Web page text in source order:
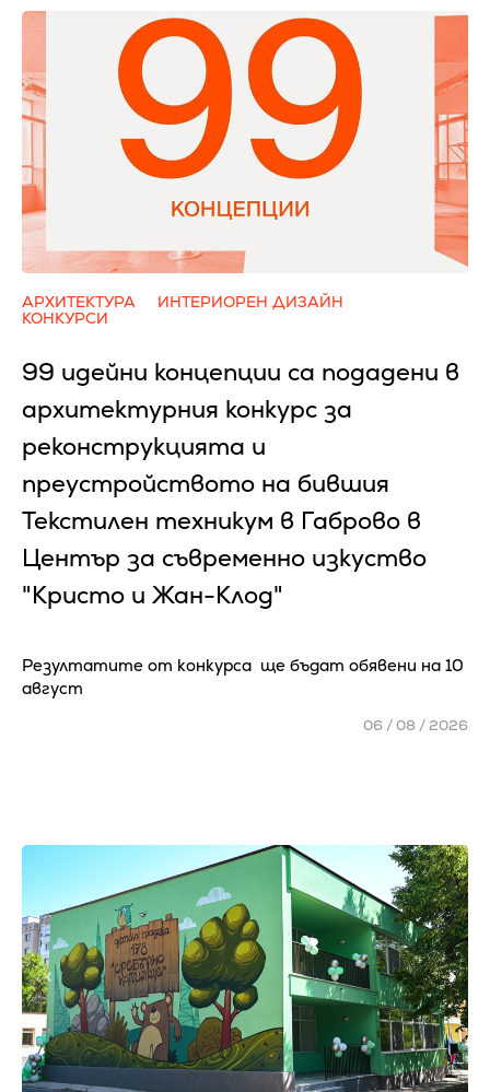
АРХИТЕКТУРА
ИНТЕРИОРЕН ДИЗАЙН
КОНКУРСИ
99 идейни концепции са подадени в
архитектурния конкурс за
реконструкцията и
преустройството на бившия
Текстилен техникум в Габрово в
Център за съвременно изкуство
"Кристо и Жан-Клод"
Резултатите от конкурса ще бъдат обявени на 10
август
06 / 08 / 2026